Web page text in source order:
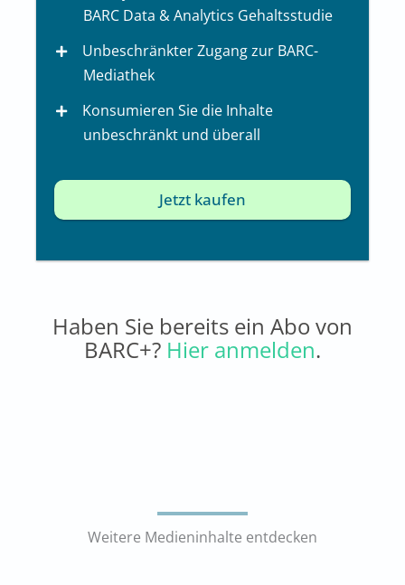
BARC Data & Analytics Gehaltsstudie
Unbeschränkter Zugang zur BARC-
Mediathek
Konsumieren Sie die Inhalte
unbeschränkt und überall
Jetzt kaufen
Haben Sie bereits ein Abo von
BARC+? Hier anmelden.
Weitere Medieninhalte entdecken